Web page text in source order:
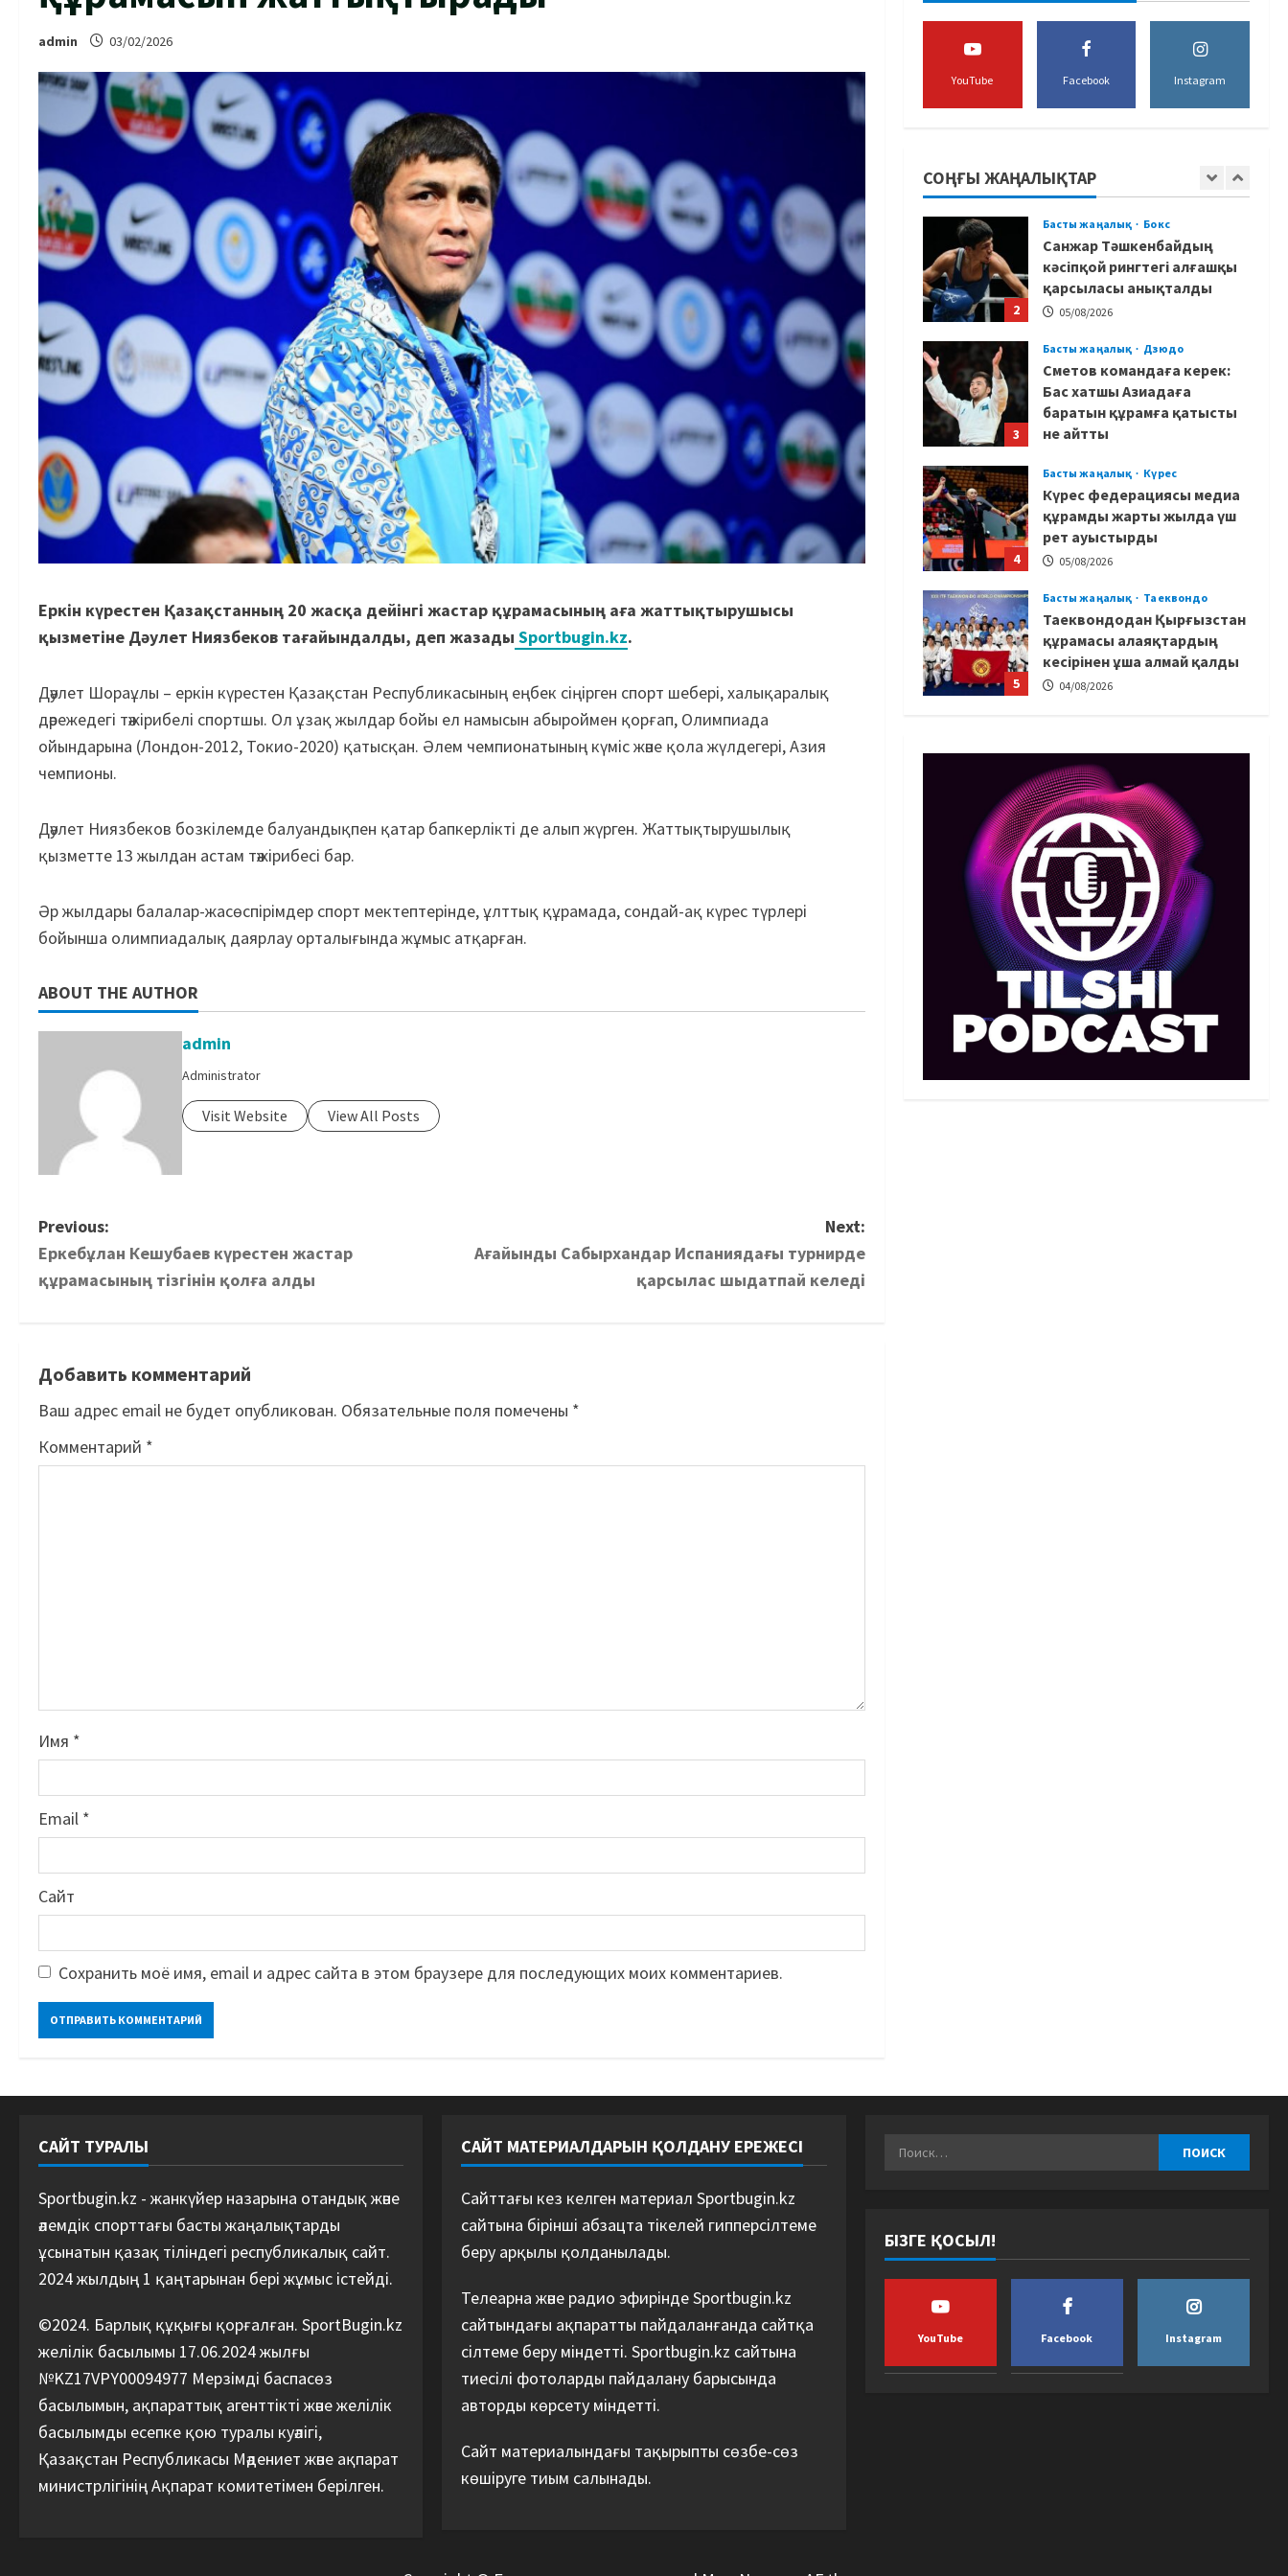
admin 03/02/2026
Еркін күрестен Қазақстанның 20 жасқа дейінгі жастар құрамасының аға жаттықтырушысы
қызметіне Дәулет Ниязбеков тағайындалды, деп жазады Sportbugin.kz.
Дәулет Шораұлы – еркін күрестен Қазақстан Республикасының еңбек сіңірген спорт шебері, халықаралық
дәрежедегі тәжірибелі спортшы. Ол ұзақ жылдар бойы ел намысын абыроймен қорғап, Олимпиада
ойындарына (Лондон-2012, Токио-2020) қатысқан. Әлем чемпионатының күміс және қола жүлдегері, Азия
чемпионы.
Дәулет Ниязбеков бозкілемде балуандықпен қатар бапкерлікті де алып жүрген. Жаттықтырушылық
қызметте 13 жылдан астам тәжірибесі бар.
Әр жылдары балалар-жасөспірімдер спорт мектептерінде, ұлттық құрамада, сондай-ақ күрес түрлері
бойынша олимпиадалық даярлау орталығында жұмыс атқарған.
ABOUT THE AUTHOR
admin
Administrator
Visit Website View All Posts
Previous:
Еркебұлан Кешубаев күрестен жастар
құрамасының тізгінін қолға алды
Next:
Ағайынды Сабырхандар Испаниядағы турнирде
қарсылас шыдатпай келеді
Добавить комментарий
Ваш адрес email не будет опубликован. Обязательные поля помечены *
Комментарий *
Имя *
Email *
Сайт
Сохранить моё имя, email и адрес сайта в этом браузере для последующих моих комментариев.
YouTube Facebook Instagram
СОҢҒЫ ЖАҢАЛЫҚТАР
құрамасы алаяқтардың
кесірінен ұша алмай қалды
1
тағы да шақыртты
2
Басты жаңалық Бокс
Санжар Тәшкенбайдың
кәсіпқой рингтегі алғашқы
қарсыласы анықталды
05/08/2026
3
Басты жаңалық Дзюдо
Сметов командаға керек:
Бас хатшы Азиадаға
баратын құрамға қатысты
не айтты
4
Басты жаңалық Күрес
Күрес федерациясы медиа
құрамды жарты жылда үш
рет ауыстырды
05/08/2026
5
Басты жаңалық Таеквондо
Таеквондодан Қырғызстан
құрамасы алаяқтардың
кесірінен ұша алмай қалды
04/08/2026
1
федерациясы
дағыстандық маманды
тағы да шақыртты
05/08/2026
2
Басты жаңалық Бокс
Санжар Тәшкенбайдың
кәсіпқой рингтегі алғашқы
қарсыласы анықталды
05/08/2026
3
Басты жаңалық Дзюдо
Сметов командаға керек:
Бас хатшы Азиадаға
баратын құрамға қатысты
не айтты
05/08/2026
САЙТ ТУРАЛЫ
Sportbugin.kz - жанкүйер назарына отандық және
әлемдік спорттағы басты жаңалықтарды
ұсынатын қазақ тіліндегі республикалық сайт.
2024 жылдың 1 қаңтарынан бері жұмыс істейді.
©2024. Барлық құқығы қорғалған. SportBugin.kz
желілік басылымы 17.06.2024 жылғы
№KZ17VPY00094977 Мерзімді баспасөз
басылымын, ақпараттық агенттікті және желілік
басылымды есепке қою туралы куәлігі,
Қазақстан Республикасы Мәдениет және ақпарат
министрлігінің Ақпарат комитетімен берілген.
САЙТ МАТЕРИАЛДАРЫН ҚОЛДАНУ ЕРЕЖЕСІ
Сайттағы кез келген материал Sportbugin.kz
сайтына бірінші абзацта тікелей гипперсілтеме
беру арқылы қолданылады.
Телеарна және радио эфирінде Sportbugin.kz
сайтындағы ақпаратты пайдаланғанда сайтқа
сілтеме беру міндетті. Sportbugin.kz сайтына
тиесілі фотоларды пайдалану барысында
авторды көрсету міндетті.
Сайт материалындағы тақырыпты сөзбе-сөз
көшіруге тиым салынады.
БІЗГЕ ҚОСЫЛ!
YouTube Facebook Instagram